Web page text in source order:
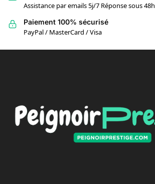
Assistance par emails 5j/7 Réponse sous 48h
Paiement 100% sécurisé
PayPal / MasterCard / Visa